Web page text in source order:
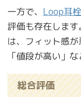
一方で、 Loop耳栓
評価も存在しま
は、フィット感が
「値段が高い」
総合評価